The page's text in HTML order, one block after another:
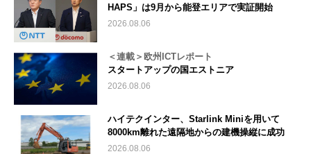
HAPS」は9月から能登エリアで実証開始
2026.08.06
＜連載＞欧州ICTレポート
スタートアップの国エストニア
2026.08.06
ハイテクインター、Starlink Miniを用いて
8000km離れた遠隔地からの建機操縦に成功
2026.08.06